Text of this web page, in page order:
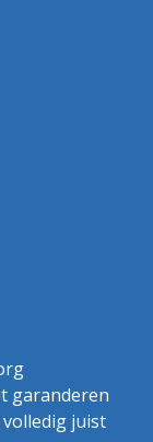
garanderen
juist